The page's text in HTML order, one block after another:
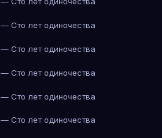
Сто лет одиночества
Сто лет одиночества
Сто лет одиночества
Сто лет одиночества
Сто лет одиночества